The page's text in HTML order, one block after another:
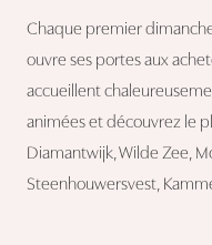
Chaque premier
ouvre ses portes aux
accueillent
animées et découvrez le
Diamantwijk, Wilde Zee,
Steenhouwersvest,